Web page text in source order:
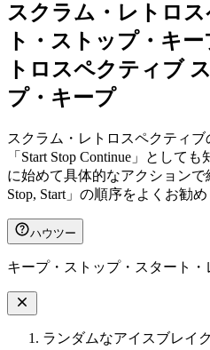
スクラム・レトロ
ト・ストップ・キ
トロスペクティブ
プ・キープ
スクラム・レトロスペクティブ
「Start Stop Continue」として
に始めて具体的なアクション
Stop, Start」の順序をよくお勧め
ハウツー
キープ・ストップ・スタート
ランダムなアイスブレイ